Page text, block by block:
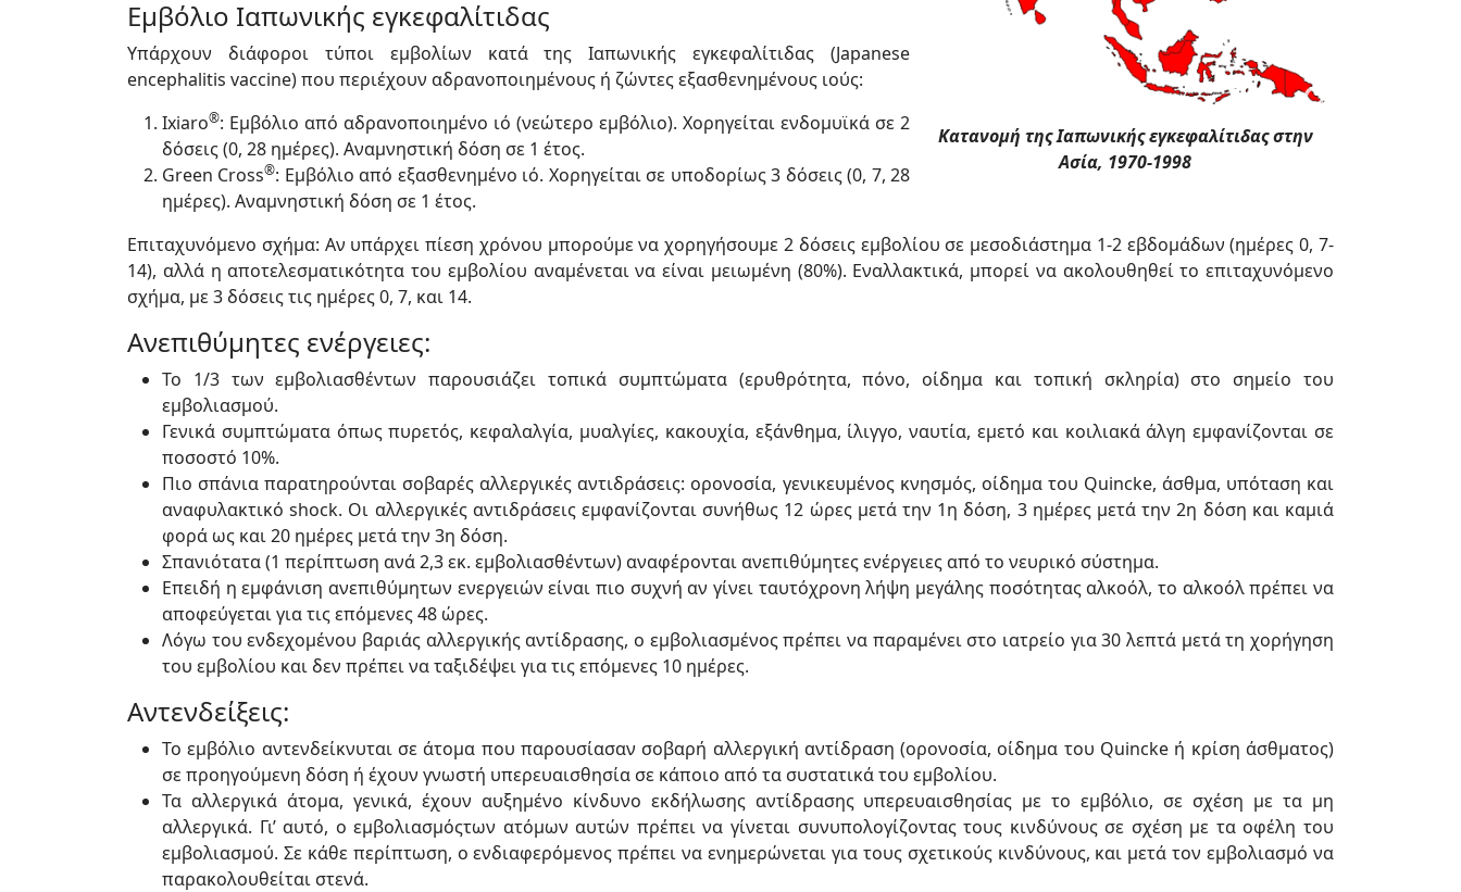
Κατανομή της Ιαπωνικής εγκεφαλίτιδας στην
Ασία, 1970-1998
Εμβόλιο Ιαπωνικής εγκεφαλίτιδας
Υπάρχουν διάφοροι τύποι εμβολίων κατά της Ιαπωνικής εγκεφαλίτιδας (Japanese
encephalitis vaccine) που περιέχουν αδρανοποιημένους ή ζώντες εξασθενημένους ιούς:
Ixiaro®: Εμβόλιο από αδρανοποιημένο ιό (νεώτερο εμβόλιο). Χορηγείται ενδομυϊκά σε 2
δόσεις (0, 28 ημέρες). Αναμνηστική δόση σε 1 έτος.
Green Cross®: Εμβόλιο από εξασθενημένο ιό. Χορηγείται σε υποδορίως 3 δόσεις (0, 7, 28
ημέρες). Αναμνηστική δόση σε 1 έτος.
Επιταχυνόμενο σχήμα: Αν υπάρχει πίεση χρόνου μπορούμε να χορηγήσουμε 2 δόσεις εμβολίου σε μεσοδιάστημα 1-2 εβδομάδων (ημέρες 0, 7-
14), αλλά η αποτελεσματικότητα του εμβολίου αναμένεται να είναι μειωμένη (80%). Εναλλακτικά, μπορεί να ακολουθηθεί το επιταχυνόμενο
σχήμα, με 3 δόσεις τις ημέρες 0, 7, και 14.
Ανεπιθύμητες ενέργειες:
Το 1/3 των εμβολιασθέντων παρουσιάζει τοπικά συμπτώματα (ερυθρότητα, πόνο, οίδημα και τοπική σκληρία) στο σημείο του
εμβολιασμού.
Γενικά συμπτώματα όπως πυρετός, κεφαλαλγία, μυαλγίες, κακουχία, εξάνθημα, ίλιγγο, ναυτία, εμετό και κοιλιακά άλγη εμφανίζονται σε
ποσοστό 10%.
Πιο σπάνια παρατηρούνται σοβαρές αλλεργικές αντιδράσεις: ορονοσία, γενικευμένος κνησμός, οίδημα του Quincke, άσθμα, υπόταση και
αναφυλακτικό shock. Οι αλλεργικές αντιδράσεις εμφανίζονται συνήθως 12 ώρες μετά την 1η δόση, 3 ημέρες μετά την 2η δόση και καμιά
φορά ως και 20 ημέρες μετά την 3η δόση.
Σπανιότατα (1 περίπτωση ανά 2,3 εκ. εμβολιασθέντων) αναφέρονται ανεπιθύμητες ενέργειες από το νευρικό σύστημα.
Επειδή η εμφάνιση ανεπιθύμητων ενεργειών είναι πιο συχνή αν γίνει ταυτόχρονη λήψη μεγάλης ποσότητας αλκοόλ, το αλκοόλ πρέπει να
αποφεύγεται για τις επόμενες 48 ώρες.
Λόγω του ενδεχομένου βαριάς αλλεργικής αντίδρασης, ο εμβολιασμένος πρέπει να παραμένει στο ιατρείο για 30 λεπτά μετά τη χορήγηση
του εμβολίου και δεν πρέπει να ταξιδέψει για τις επόμενες 10 ημέρες.
Αντενδείξεις:
Το εμβόλιο αντενδείκνυται σε άτομα που παρουσίασαν σοβαρή αλλεργική αντίδραση (ορονοσία, οίδημα του Quincke ή κρίση άσθματος)
σε προηγούμενη δόση ή έχουν γνωστή υπερευαισθησία σε κάποιο από τα συστατικά του εμβολίου.
Τα αλλεργικά άτομα, γενικά, έχουν αυξημένο κίνδυνο εκδήλωσης αντίδρασης υπερευαισθησίας με το εμβόλιο, σε σχέση με τα μη
αλλεργικά. Γι’ αυτό, ο εμβολιασμόςτων ατόμων αυτών πρέπει να γίνεται συνυπολογίζοντας τους κινδύνους σε σχέση με τα οφέλη του
εμβολιασμού. Σε κάθε περίπτωση, ο ενδιαφερόμενος πρέπει να ενημερώνεται για τους σχετικούς κινδύνους, και μετά τον εμβολιασμό να
παρακολουθείται στενά.